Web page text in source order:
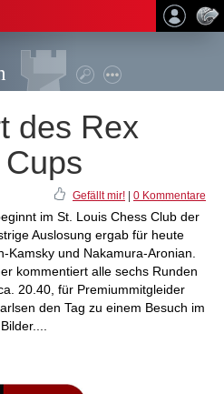
des Rex
Gefällt mir! 0 Kommentare
im St. Louis Chess Club der
Auslosung ergab für heute
Kamsky und Nakamura-Aronian.
kommentiert alle sechs Runden
20.40, für Premiummitgleider
den Tag zu einem Besuch im